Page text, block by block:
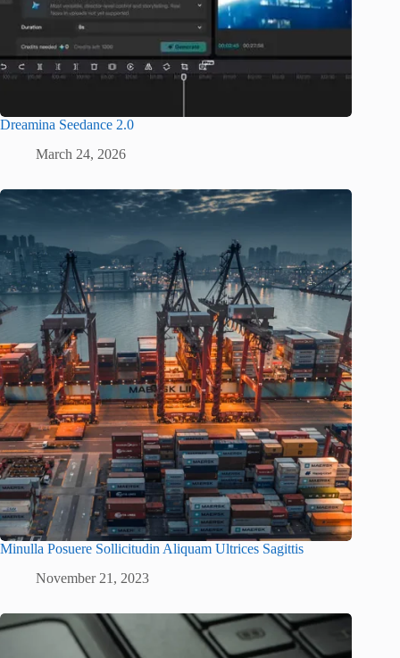
Dreamina Seedance 2.0
March 24, 2026
Minulla Posuere Sollicitudin Aliquam Ultrices Sagittis
November 21, 2023